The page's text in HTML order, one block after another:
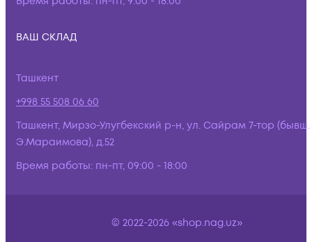
ВАШ СКЛАД
Ташкент
+998 55 508 06 60
Ташкент, Мирзо-Улугбекский р-н, ул. Сайрам 7-тор (бывш.
Э.Мараимова), д.52
Время работы: пн-пт, 09:00 - 18:00
© 2022-2026 «shop.nag.uz»